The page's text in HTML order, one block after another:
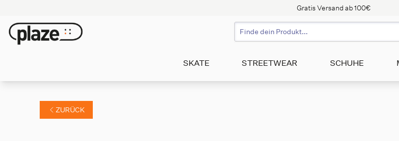
Gratis Versand ab 100€
SKATE STREETWEAR SCHUHE
ZURÜCK